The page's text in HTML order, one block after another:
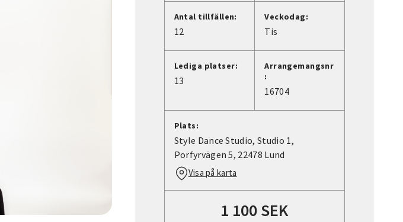
Antal tillfällen:
12
Veckodag:
Tis
Lediga platser:
13
Arrangemangsnr
:
16704
Plats:
Style Dance Studio, Studio 1,
Porfyrvägen 5, 22478 Lund
Visa på karta
1 100 SEK